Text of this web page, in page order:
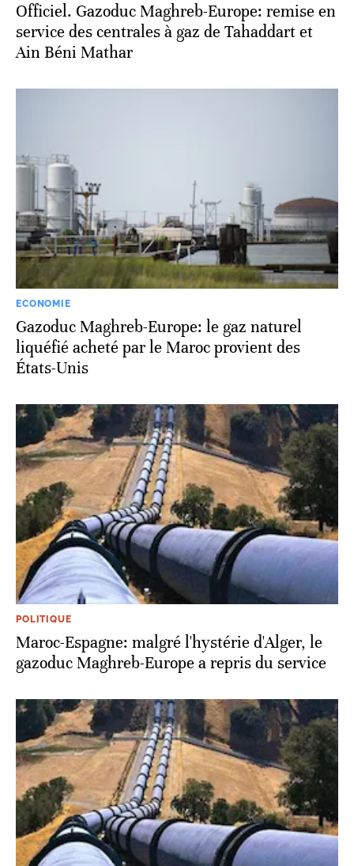
Officiel. Gazoduc Maghreb-Europe: remise en
service des centrales à gaz de Tahaddart et
Ain Béni Mathar
ECONOMIE
Gazoduc Maghreb-Europe: le gaz naturel
liquéfié acheté par le Maroc provient des
États-Unis
POLITIQUE
Maroc-Espagne: malgré l'hystérie d'Alger, le
gazoduc Maghreb-Europe a repris du service